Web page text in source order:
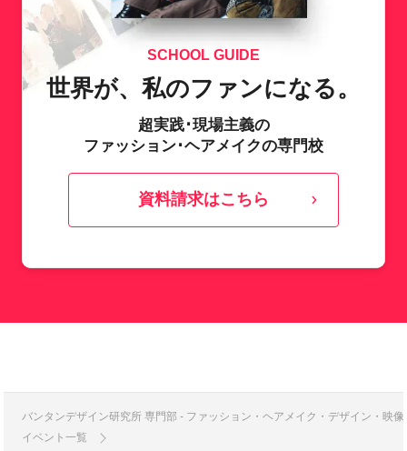
SCHOOL GUIDE
世界が、私のファンになる。
超実践･現場主義の
ファッション･ヘアメイクの専門校
資料請求はこちら
バンタンデザイン研究所 専門部 - ファッション・ヘアメイク・デザイン・映
イベント一覧